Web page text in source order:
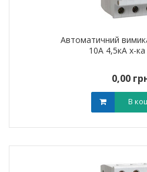
Автоматичний
10А 4,5кА х-
0,00
В